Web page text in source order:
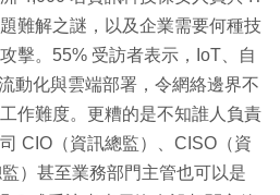
難解之謎，以及企業需要何種技
擊。55% 受訪者表示，IoT、自
動化與雲端部署，令網絡邊界不
作難度。更糟的是不知誰人負責
CIO（資訊總監）、CISO（資
）甚至業務部門主管也可以是